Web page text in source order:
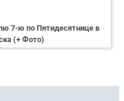
7-ю по Пятидесятнице в
(+ Фото)